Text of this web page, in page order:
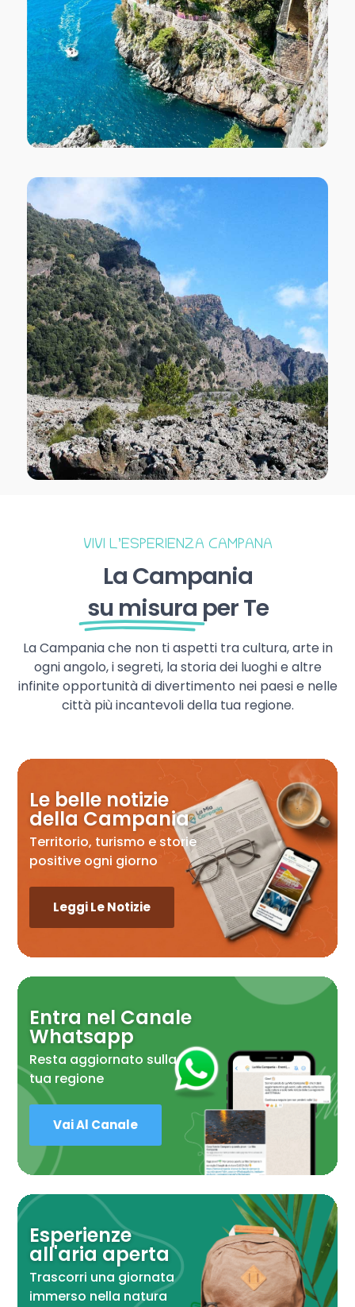
VIVI L’ESPERIENZA CAMPANA
La Campania
su misura per Te
La Campania che non ti aspetti tra cultura, arte in
ogni angolo, i segreti, la storia dei luoghi e altre
infinite opportunità di divertimento nei paesi e nelle
città più incantevoli della tua regione.
Le belle notizie
della Campania
Territorio, turismo e storie
positive ogni giorno
Leggi Le Notizie
Entra nel Canale
Whatsapp
Resta aggiornato sulla
tua regione
Vai Al Canale
Esperienze
all'aria aperta
Trascorri una giornata
immerso nella natura